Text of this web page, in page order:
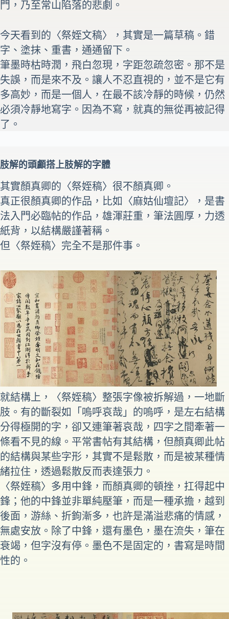
門，乃至常山陷落的悲劇。
今天看到的〈祭姪文稿〉，其實是一篇草稿。錯
字、塗抹、重書，通通留下。
筆墨時枯時潤，飛白忽現，字距忽疏忽密。那不是
失誤，而是來不及。讓人不忍直視的，並不是它有
多高妙，而是一個人，在最不該冷靜的時候，仍然
必須冷靜地寫字。因為不寫，就真的無從再被記得
了。
肢解的頭顱搭上肢解的字體
其實顏真卿的〈祭姪稿〉很不顏真卿。
真正很顏真卿的作品，比如〈麻姑仙壇記〉，是書
法入門必臨帖的作品，雄渾莊重，筆法圓厚，力透
紙背，以結構嚴謹著稱。
但〈祭姪稿〉完全不是那件事。
就結構上，〈祭姪稿〉整張字像被拆解過，一地斷
肢。有的斷裂如「嗚呼哀哉」的嗚呼，是左右結構
分得極開的字，卻又連筆著哀哉，四字之間牽著一
條看不見的線。平常書帖有其結構，但顏真卿此帖
的結構與某些字形，其實不是鬆散，而是被某種情
緒拉住，透過鬆散反而表達張力。
〈祭姪稿〉多用中鋒，而顏真卿的頓挫，扛得起中
鋒；他的中鋒並非單純壓筆，而是一種承擔，越到
後面，游絲、折鉤漸多，也許是滿溢悲痛的情感，
無處安放。除了中鋒，還有墨色，墨在流失，筆在
衰竭，但字沒有停。墨色不是固定的，書寫是時間
性的。